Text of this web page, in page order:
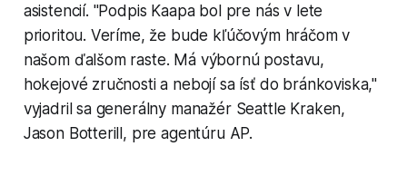
asistencií. "Podpis Kaapa bol pre nás v lete
prioritou. Veríme, že bude kľúčovým hráčom v
našom ďalšom raste. Má výbornú postavu,
hokejové zručnosti a nebojí sa ísť do bránkoviska,"
vyjadril sa generálny manažér Seattle Kraken,
Jason Botterill, pre agentúru AP.